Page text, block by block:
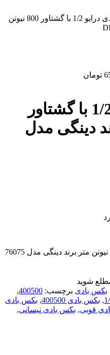
بکس بادی درایو 1/2 با گشتاور 800 نیوتن
تومان
بکس بادی درایو 1/2 با گشتاور
دینگی مدل
بکس بادی درایو 1/2 با گشتاور 800 نیوتن متر برند دینگی مدل 76075
مطلع شوید
بکس بادی برچسب: 400500
,
, بکس بادی 400500 , بکس بادی
قویی, بکس بادی نیسانی,